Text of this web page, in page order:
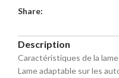
Share:
Description
Caractéristiques de la
Lame adaptable sur les